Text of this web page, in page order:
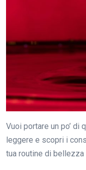
Vuoi portare un po’ di
leggere e scopri i
tua routine di bellezza